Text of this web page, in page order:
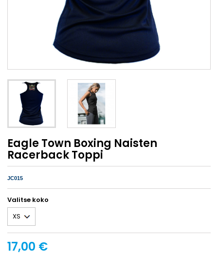
Eagle Town Boxing Naisten
Racerback Toppi
JC015
Valitse koko
17,00 €